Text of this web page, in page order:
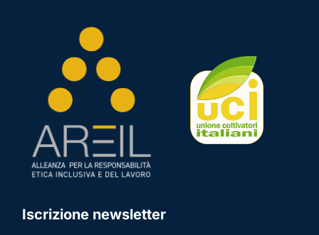
Iscrizione newsletter